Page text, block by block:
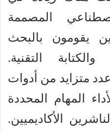
المصممة
يقومون بالبحث
والكتابة التقنية.
متزايد من أدوات
المهام المحددة
الأكاديميين.